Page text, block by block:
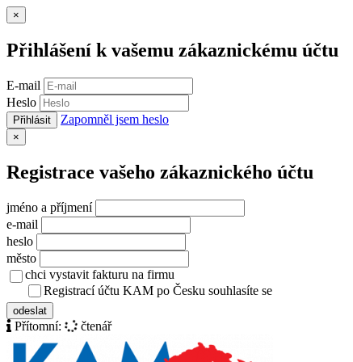
×
Přihlášení k vašemu zákaznickému účtu
E-mail
Heslo
Přihlásit Zapomněl jsem heslo
×
Registrace vašeho zákaznického účtu
jméno a příjmení
e-mail
heslo
město
chci vystavit fakturu na firmu
Registrací účtu KAM po Česku souhlasíte se
odeslat
Přítomní: čtenář